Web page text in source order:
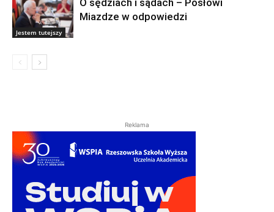
Jestem tutejszy
O sędziach i sądach – Posłowi
Miazdze w odpowiedzi
Reklama